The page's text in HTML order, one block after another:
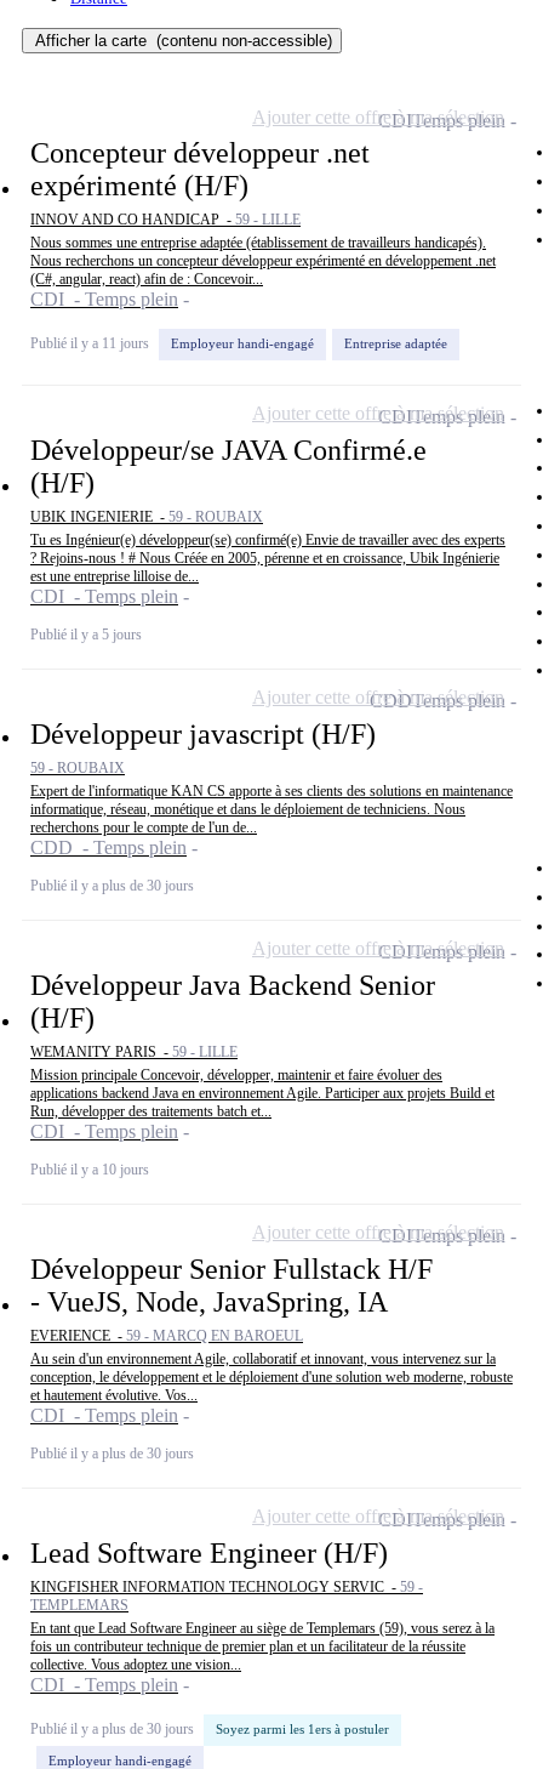
Afficher la carte (contenu non-accessible)
Concepteur développeur .net
expérimenté (H/F)
INNOV AND CO HANDICAP - 59 - LILLE
Nous sommes une entreprise adaptée (établissement de travailleurs handicapés).
Nous recherchons un concepteur développeur expérimenté en développement .net
(C#, angular, react) afin de : Concevoir...
CDI - Temps plein
Publié il y a 11 jours Employeur handi-engagé Entreprise adaptée
CDITemps plein
Ajouter cette offre à ma sélection
Développeur/se JAVA Confirmé.e
(H/F)
UBIK INGENIERIE - 59 - ROUBAIX
Tu es Ingénieur(e) développeur(se) confirmé(e) Envie de travailler avec des experts
? Rejoins-nous ! # Nous Créée en 2005, pérenne et en croissance, Ubik Ingénierie
est une entreprise lilloise de...
CDI - Temps plein
Publié il y a 5 jours
CDITemps plein
Ajouter cette offre à ma sélection
Développeur javascript (H/F)
59 - ROUBAIX
Expert de l'informatique KAN CS apporte à ses clients des solutions en maintenance
informatique, réseau, monétique et dans le déploiement de techniciens. Nous
recherchons pour le compte de l'un de...
CDD - Temps plein
Publié il y a plus de 30 jours
CDDTemps plein
Ajouter cette offre à ma sélection
Développeur Java Backend Senior
(H/F)
WEMANITY PARIS - 59 - LILLE
Mission principale Concevoir, développer, maintenir et faire évoluer des
applications backend Java en environnement Agile. Participer aux projets Build et
Run, développer des traitements batch et...
CDI - Temps plein
Publié il y a 10 jours
CDITemps plein
Ajouter cette offre à ma sélection
Développeur Senior Fullstack H/F
- VueJS, Node, JavaSpring, IA
EVERIENCE - 59 - MARCQ EN BAROEUL
Au sein d'un environnement Agile, collaboratif et innovant, vous intervenez sur la
conception, le développement et le déploiement d'une solution web moderne, robuste
et hautement évolutive. Vos...
CDI - Temps plein
Publié il y a plus de 30 jours
CDITemps plein
Ajouter cette offre à ma sélection
Lead Software Engineer (H/F)
KINGFISHER INFORMATION TECHNOLOGY SERVIC - 59 -
TEMPLEMARS
En tant que Lead Software Engineer au siège de Templemars (59), vous serez à la
fois un contributeur technique de premier plan et un facilitateur de la réussite
collective. Vous adoptez une vision...
CDI - Temps plein
Publié il y a plus de 30 jours Soyez parmi les 1ers à postuler
Employeur handi-engagé
CDITemps plein
Ajouter cette offre à ma sélection